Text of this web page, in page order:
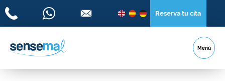
Reserva tu cita
Menú